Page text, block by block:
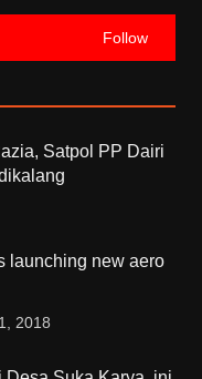
Follow
Satpol PP Dairi
launching new aero
2018